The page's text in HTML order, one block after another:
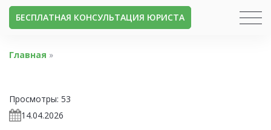
БЕСПЛАТНАЯ КОНСУЛЬТАЦИЯ ЮРИСТА
Главная »
Просмотры: 53
14.04.2026